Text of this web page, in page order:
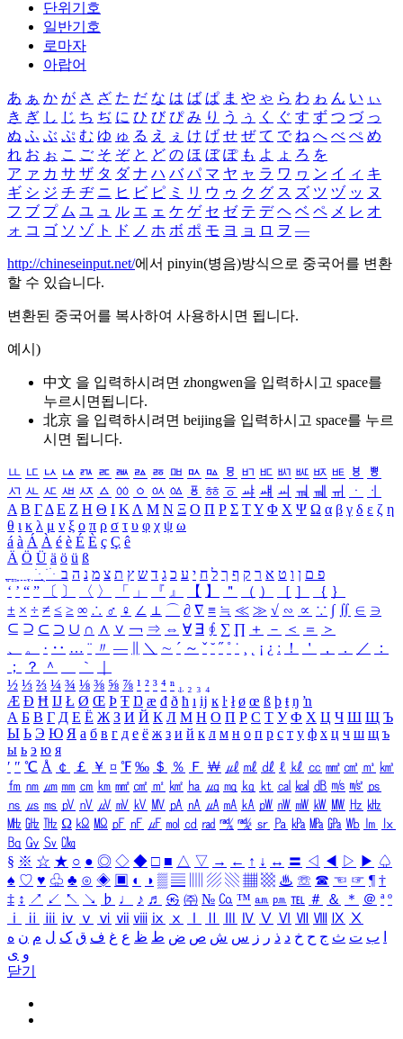
단위기호
일반기호
로마자
아랍어
あ ぁ か が さ ざ た だ な は ば ぱ ま や ゃ ら わ ゎ ん い ぃ
き ぎ し じ ち ぢ に ひ び ぴ み り う ぅ く ぐ す ず つ づ っ
ぬ ふ ぶ ぷ む ゆ ゅ る え ぇ け げ せ ぜ て で ね へ べ ぺ め
れ お ぉ こ ご そ ぞ と ど の ほ ぼ ぽ も よ ょ ろ を
ア ァ カ サ ザ タ ダ ナ ハ バ パ マ ヤ ャ ラ ワ ヮ ン イ ィ キ
ギ シ ジ チ ヂ ニ ヒ ビ ピ ミ リ ウ ゥ ク グ ス ズ ツ ヅ ッ ヌ
フ ブ プ ム ユ ュ ル エ ェ ケ ゲ セ ゼ テ デ ヘ ベ ペ メ レ オ
ォ コ ゴ ソ ゾ ト ド ノ ホ ボ ポ モ ヨ ョ ロ ヲ ―
http://chineseinput.net/에서 pinyin(병음)방식으로 중국어를 변환
할 수 있습니다.
변환된 중국어를 복사하여 사용하시면 됩니다.
예시)
中文 을 입력하시려면 zhongwen을 입력하시고 space를
누르시면됩니다.
北京 을 입력하시려면 beijing을 입력하시고 space를 누르
시면 됩니다.
ㅥ ㅦ ㅧ ㅨ ㅩ ㅪ ㅫ ㅬ ㅭ ㅮ ㅯ ㅰ ㅱ ㅲ ㅳ ㅴ ㅵ ㅶ ㅷ ㅸ
ㅹ
ㅺ ㅻ ㅼ ㅽ ㅾ ㅿ ㆀ ㆁ ㆂ ㆃ ㆄ ㆅ ㆆ ㆇ ㆈ ㆉ ㆊ ㆋ ㆌ ㆍ
ㆎ
Α Β ΓΔ Ε Ζ Η Θ Ι ΚΛ Μ Ν Ξ Ο Π Ρ Σ ΤΥ Φ Χ Ψ Ω α β γ δ ε ζ η
θ ι κ λ μ ν ξ ο π ρ σ τ υ φ χ ψ ω
á à Á À é è É È ç Ç ê
Ä Ö Ü ä ö ü ß
ִֶֹ ֻּ ׁׂ פ ם ן ו ט א ר ק ף ך ל ח י ע כ ג ד ש ץ ת צ מ נ ה ב
‘ ’ “ ” 〔 〕 〈 〉 「 」 『 』 【 】 ＂ （ ） ［ ］ ｛ ｝
± × ÷ ≠ ≤ ≥ ∞ ∴ ♂ ♀ ∠ ⊥ ⌒ ∂ ∇ ≡ ≒ ≪ ≫ √ ∽ ∝ ∵ ∫ ∬ ∈ ∋
⊆ ⊇ ⊂ ⊃ ∪ ∩ ∧ ∨ ￢ ⇒ ⇔ ∀ ∃ ∮ ∑ ∏ ＋ － ＜ ＝
＞
、
。 · ‥ … ¨ 〃 ― ＼ ∼ ´ ～ ˇ ˘ ˝ ˚ ˙ ¸ ¡ ¿ ː ！ ＇ ， ． ／
：
；
？ ＾ ｀
½ ⅓ ⅔ ¼ ¾ ⅛ ⅜ ⅝ ⅞ ¹ ² ³ ⁴ ⁿ ₁ ₂ ₃ ₄
Æ Ð Ħ Ĳ Ł Ø Œ Þ Ŧ Ŋ æ đ ð ħ ı ĳ ĸ ŀ ł ø œ ß þ ŧ ŋ ŉ
А Б В Г Д Е Ё Ж З И Й К Л М Н О П Р С Т У Ф Х Ц Ч Ш Щ Ъ
Ы Ь Э Ю Я а б в г д е ё ж з и й к л м н о п р с т у ф х ц ч ш щ ъ
ы ь э ю я
′ ″ ℃ Å ￠ ￡ ￥ ¤ ℉ ‰ ＄ ％ Ｆ ￦ ㎕ ㎖ ㎗ ℓ ㎘ ㏄ ㎣ ㎤ ㎥ ㎦
㎙ ㎚ ㎛ ㎜ ㎝ ㎞ ㎟ ㎠ ㎡ ㎢ ㏊ ㎍ ㎎ ㎏ ㏏ ㎈ ㎉ ㏈ ㎧ ㎨ ㎰
㎱ ㎲ ㎳ ㎴ ㎵ ㎶ ㎷ ㎸ ㎹ ㎀ ㎁ ㎂ ㎃ ㎄ ㎺ ㎻ ㎽ ㎾ ㎿ ㎐ ㎑
㎒ ㎓ ㎔ Ω ㏀ ㏁ ㎊ ㎋ ㎌ ㏖ ㏅ ㎭ ㎮ ㎯ ㏛ ㎩ ㎪ ㎫ ㎬ ㏝ ㏐
㏓
㏃ ㏉ ㏜ ㏆
§ ※ ☆ ★ ○ ● ◎ ◇ ◆ □ ■ △ ▽ → ← ↑ ↓ ↔ 〓 ◁ ◀ ▷ ▶ ♤
♠ ♡ ♥ ♧ ♣ ⊙ ◈ ▣ ◐ ◑ ▒ ▤ ▨ ▧ ▦ ▩ ♨ ☏ ☎ ☜ ☞ ¶ †
‡ ↕ ↗ ↙ ↖ ↘ ♭ ♩ ♪ ♬ ㉿ ㈜ № ㏇ ™ ㏂ ㏘ ℡ ＃ ＆ ＊ ＠ ª º
ⅰ
ⅱ ⅲ ⅳ ⅴ ⅵ ⅶ ⅷ ⅸ ⅹ Ⅳ Ⅴ Ⅵ Ⅶ Ⅷ Ⅸ Ⅹ
ب ت ث ج ح خ د ذ ر ز س ش ص ض ط ظ ع غ ف ق ک ل م ن ه
و ی
닫기